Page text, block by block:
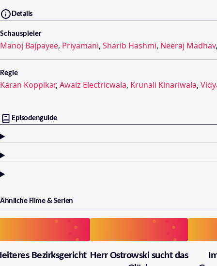
Details
Schauspieler
Manoj Bajpayee, Priyamani, Sharib Hashmi, Neeraj Madhav
Regie
Karan Koppikar, Awaiz Electricwala, Krunali Kinariwala,
Episodenguide
Ähnliche Filme & Serien
Bezirksgericht Herr Ostrowski sucht das